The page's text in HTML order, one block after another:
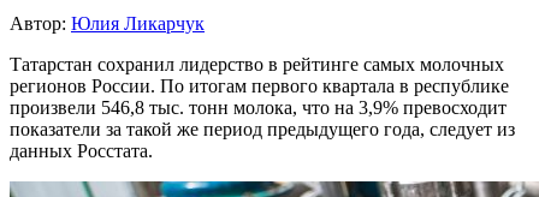
Автор: Юлия Ликарчук
Татарстан сохранил лидерство в рейтинге самых молочных
регионов России. По итогам первого квартала в республике
произвели 546,8 тыс. тонн молока, что на 3,9% превосходит
показатели за такой же период предыдущего года, следует из
данных Росстата.